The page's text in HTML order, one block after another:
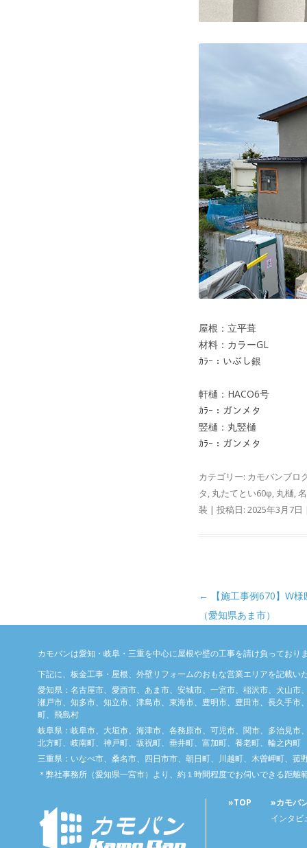
屋根：立平葺
材料：カラーGL
ｶﾗｰ：いぶし銀
軒樋：HACO6号
ｶﾗｰ：ガンメタ
竪樋：丸竪樋
ｶﾗｰ：ガンメタ
カテゴリー: カモバンブロ
タ, 丸たてとい60φ, 丸樋,
装 | 投稿日: 2025年3月7日
投稿ナビゲーション
←
【施工事例670】W
（愛知県あま市）
カモバンは愛知・岐阜・三重を中心に屋根や壁の工事を請け負っており
下記に、板金工事・屋根、外壁リフォームのおもな営業エリアを記載い
愛知県：名古屋市、愛西市、あま市、安城市、一宮市、稲沢市、犬山
瀬戸市、知多市、知立市、津島市、東海市、豊明市、豊田市、長久手
町、飛島村
岐阜県：岐阜市、大垣市、海津市、各務原市、可児市、関市、多治見
北方町、岐南町、神戸町、坂祝町、垂井町、富加町、養老町、輪之内町
三重県：いなべ市、桑名市、四日市市、朝日町、川越町、木曽岬町、菰
＊弊社事務所（愛知県一宮市）より、約１時間程度でお伺いできる距離
»TOP
»カモバ
インタビ